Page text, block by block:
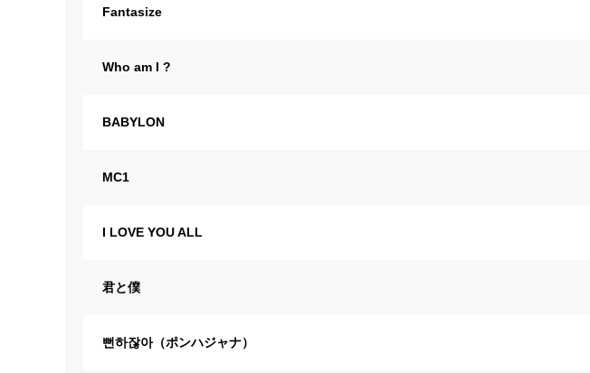
Fantasize
Who am I ?
BABYLON
MC1
I LOVE YOU ALL
君と僕
뻔하잖아（ポンハジャナ）